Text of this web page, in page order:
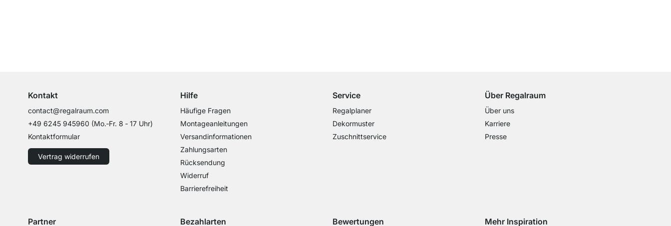
Kontakt
contact@regalraum.com
+49 6245 945960 (Mo.‑Fr. 8 ‑ 17 Uhr)
Kontaktformular
Vertrag widerrufen
Hilfe
Häufige Fragen
Montageanleitungen
Versandinformationen
Zahlungsarten
Rücksendung
Widerruf
Barrierefreiheit
Service
Regalplaner
Dekormuster
Zuschnittservice
Über Regalraum
Über uns
Karriere
Presse
Partner Bezahlarten Bewertungen Mehr Inspiration